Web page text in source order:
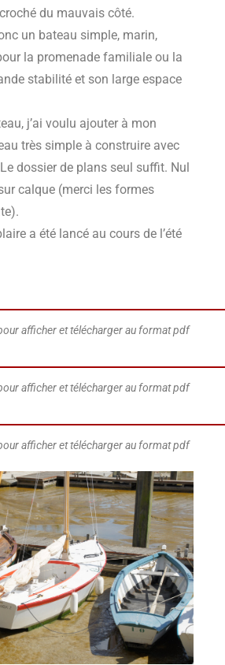
du mauvais côté.
un bateau simple, marin,
la promenade familiale ou la
stabilité et son large espace
j’ai voulu ajouter à mon
très simple à construire avec
dossier de plans seul suffit. Nul
calque (merci les formes
a été lancé au cours de l’été
afficher et télécharger au format pdf
afficher et télécharger au format pdf
afficher et télécharger au format pdf